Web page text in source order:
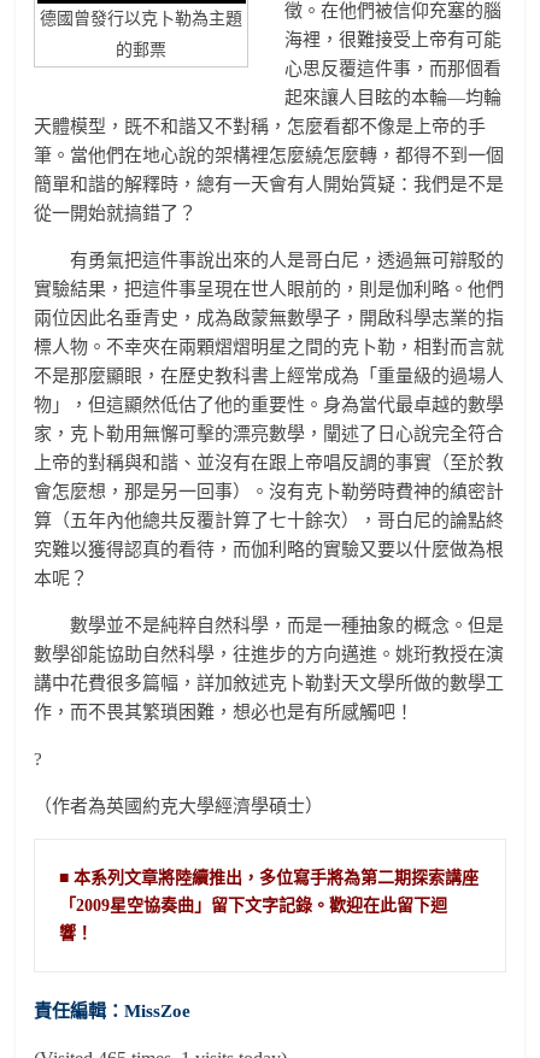
德國曾發行以克卜勒為主題
的郵票
徵。在他們被信仰充塞的腦
海裡，很難接受上帝有可能
心思反覆這件事，而那個看
起來讓人目眩的本輪—均輪
天體模型，既不和諧又不對稱，怎麼看都不像是上帝的手
筆。當他們在地心說的架構裡怎麼繞怎麼轉，都得不到一個
簡單和諧的解釋時，總有一天會有人開始質疑：我們是不是
從一開始就搞錯了？
有勇氣把這件事說出來的人是哥白尼，透過無可辯駁的
實驗結果，把這件事呈現在世人眼前的，則是伽利略。他們
兩位因此名垂青史，成為啟蒙無數學子，開啟科學志業的指
標人物。不幸夾在兩顆熠熠明星之間的克卜勒，相對而言就
不是那麼顯眼，在歷史教科書上經常成為「重量級的過場人
物」，但這顯然低估了他的重要性。身為當代最卓越的數學
家，克卜勒用無懈可擊的漂亮數學，闡述了日心說完全符合
上帝的對稱與和諧、並沒有在跟上帝唱反調的事實（至於教
會怎麼想，那是另一回事）。沒有克卜勒勞時費神的縝密計
算（五年內他總共反覆計算了七十餘次），哥白尼的論點終
究難以獲得認真的看待，而伽利略的實驗又要以什麼做為根
本呢？
數學並不是純粹自然科學，而是一種抽象的概念。但是
數學卻能協助自然科學，往進步的方向邁進。姚珩教授在演
講中花費很多篇幅，詳加敘述克卜勒對天文學所做的數學工
作，而不畏其繁瑣困難，想必也是有所感觸吧！
?
（作者為英國約克大學經濟學碩士）
■ 本系列文章將陸續推出，多位寫手將為第二期探索講座
「2009星空協奏曲」留下文字記錄。歡迎在此留下迴
責任編輯：MissZoe